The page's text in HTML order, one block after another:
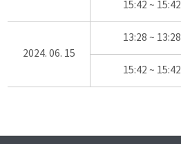
15:42 ~ 15:42
2024. 06. 15
13:28 ~ 13:28
15:42 ~ 15:42